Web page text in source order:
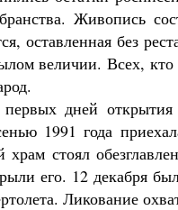
Живопись
оставленная без
величии. Всех, кто
дней
1991 года
храм стоял
его. 12 декабря
Ликование